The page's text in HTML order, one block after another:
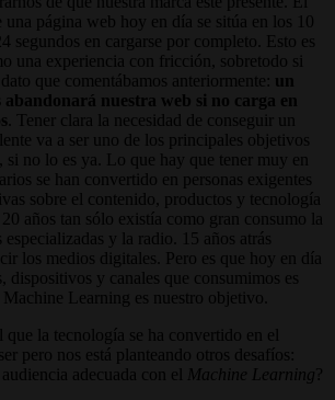
una página web hoy en día se sitúa en los 10
segundos en cargarse por completo. Esto es
una experiencia con fricción, sobretodo si
que comentábamos anteriormente: un
abandonará nuestra web si no carga en
. Tener clara la necesidad de conseguir un
va a ser uno de los principales objetivos
no lo es ya. Lo que hay que tener muy en
se han convertido en personas exigentes
sobre el contenido, productos y tecnología
años tan sólo existía como gran consumo la
y la radio. 15 años atrás
los medios digitales. Pero es que hoy en día
dispositivos y canales que consumimos es
Machine Learning es nuestro objetivo.
que la tecnología se ha convertido en el
pero nos está planteando otros desafíos:
adecuada con el
Machine Learning ?